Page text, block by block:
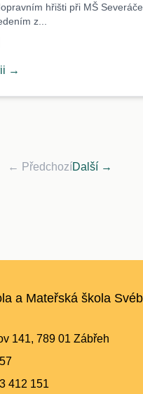
hřišti při MŠ
z...
→
← PředchozíDalší →
a Mateřská škola
141, 789 01 Zábřeh
412 151